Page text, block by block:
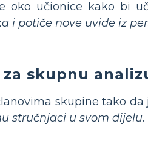
oko učionice kako bi
i potiče nove uvide iz
skupnu
skupine tako
stručnjaci u svom dijelu.